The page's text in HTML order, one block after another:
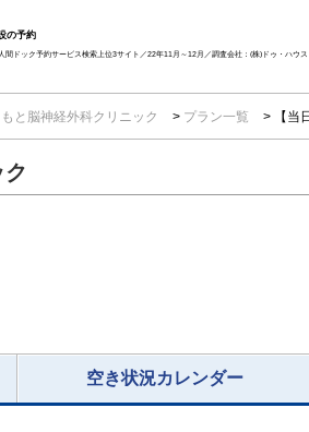
の予約
ドック予約サービス検索上位3サイト／22年11月～12月／調査会社：(株)ドゥ・ハウス
と脳神経外科クリニック プラン一覧 【当
空き状況カレンダー